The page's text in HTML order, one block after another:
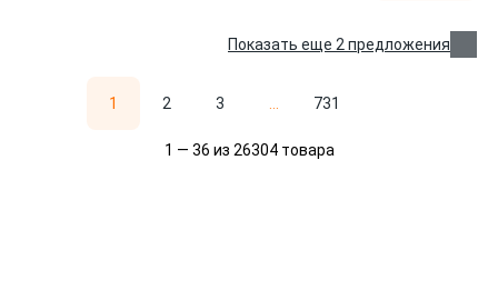
Показать еще 2 предложения
1 2 3 731
1 — 36 из 26304 товара